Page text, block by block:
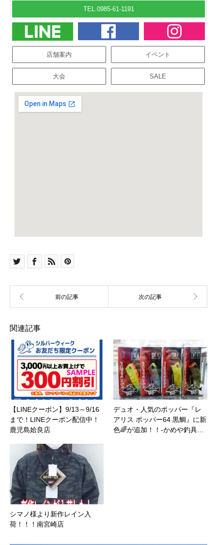
TEL.0985-61-1191
店舗案内 イベント
大会 SALE
関連記事
【LINEクーポン】9/13～9/16
まで！LINEクーポン配信中！
鹿児島姶良店
デュオ・人気のポッパー『レ
アリス ポッパー64 黒鯛』に新
色🌈が追加！！-かめや釣具…
シマノ様より新作レイン入
荷！！！南宮崎店